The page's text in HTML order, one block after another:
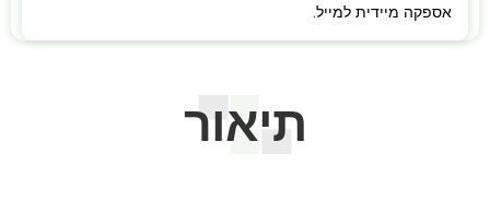
אספקה מיידית למייל.
תיאור